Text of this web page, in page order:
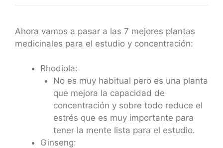
Ahora vamos a pasar a las 7 mejores plantas
medicinales para el estudio y concentración:
Rhodiola:
No es muy habitual pero es una planta
que mejora la capacidad de
concentración y sobre todo reduce el
estrés que es muy importante para
tener la mente lista para el estudio.
Ginseng: